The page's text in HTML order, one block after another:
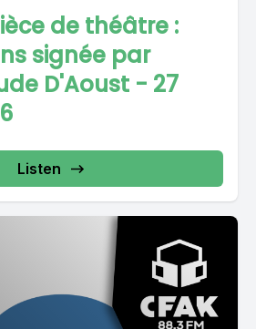
de théâtre :
signée par
D'Aoust - 27
Listen